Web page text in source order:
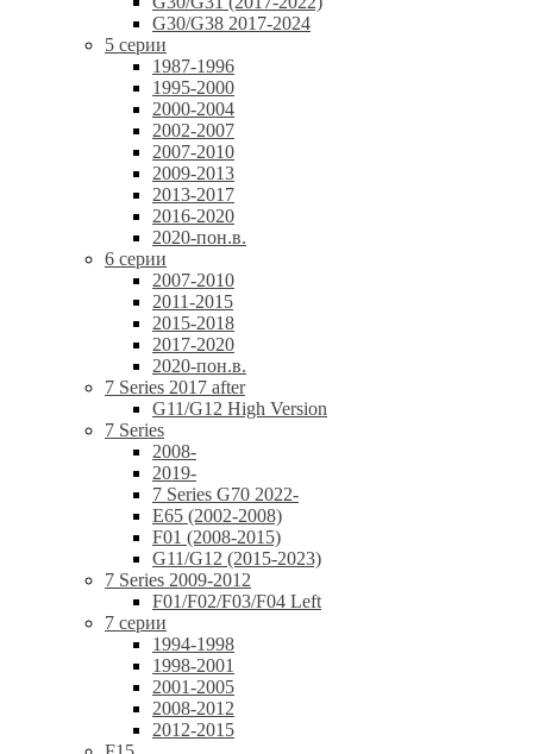
G30/G38 2017-2024
5 серии
1987-1996
1995-2000
2000-2004
2002-2007
2007-2010
2009-2013
2013-2017
2016-2020
2020-пон.в.
6 серии
2007-2010
2011-2015
2015-2018
2017-2020
2020-пон.в.
7 Series 2017 after
G11/G12 High Version
7 Series
2008-
2019-
7 Series G70 2022-
E65 (2002-2008)
F01 (2008-2015)
G11/G12 (2015-2023)
7 Series 2009-2012
F01/F02/F03/F04 Left
7 серии
1994-1998
1998-2001
2001-2005
2008-2012
2012-2015